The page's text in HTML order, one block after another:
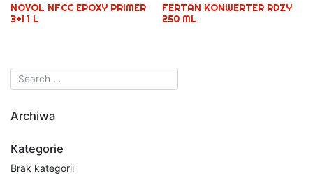
NOVOL NFCC EPOXY PRIMER
3+1 1 L
FERTAN KONWERTER RDZY
250 ML
Archiwa
Kategorie
Brak kategorii